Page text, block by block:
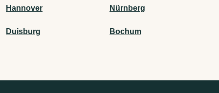
Hannover Nürnberg
Duisburg Bochum